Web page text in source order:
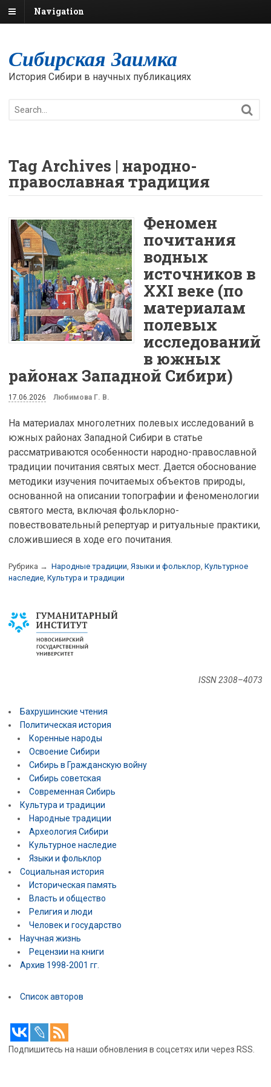
Navigation
Сибирская Заимка
История Сибири в научных публикациях
Tag Archives | народно-
православная традиция
Феномен
почитания
водных
источников в
XXI веке (по
материалам
полевых
исследований
в южных
районах Западной Сибири)
17.06.2026 Любимова Г. В.
На материалах многолетних полевых исследований в
южных районах Западной Сибири в статье
рассматриваются особенности народно-православной
традиции почитания святых мест. Дается обоснование
методики изучения почитаемых объектов природы,
основанной на описании топографии и феноменологии
святого места, включая фольклорно-
повествовательный репертуар и ритуальные практики,
сложившиеся в ходе его почитания.
Рубрика → Народные традиции Языки и фольклор Культурное
наследие Культура и традиции
ISSN 2308–4073
Бахрушинские чтения
Политическая история
Коренные народы
Освоение Сибири
Сибирь в Гражданскую войну
Сибирь советская
Современная Сибирь
Культура и традиции
Народные традиции
Археология Сибири
Культурное наследие
Языки и фольклор
Социальная история
Историческая память
Власть и общество
Религия и люди
Человек и государство
Научная жизнь
Рецензии на книги
Архив 1998-2001 гг.
Список авторов
Подпишитесь на наши обновления в соцсетях или через RSS.